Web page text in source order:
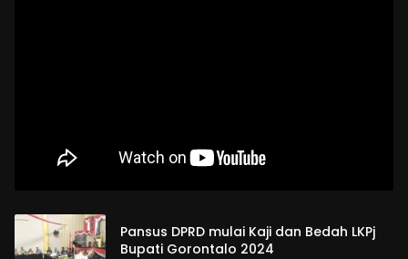
Pansus DPRD mulai Kaji dan Bedah LKPj
Bupati Gorontalo 2024